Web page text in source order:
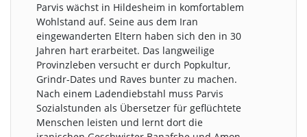
Parvis wächst in Hildesheim in komfortablem
Wohlstand auf. Seine aus dem Iran
eingewanderten Eltern haben sich den in 30
Jahren hart erarbeitet. Das langweilige
Provinzleben versucht er durch Popkultur,
Grindr-Dates und Raves bunter zu machen.
Nach einem Ladendiebstahl muss Parvis
Sozialstunden als Übersetzer für geflüchtete
Menschen leisten und lernt dort die